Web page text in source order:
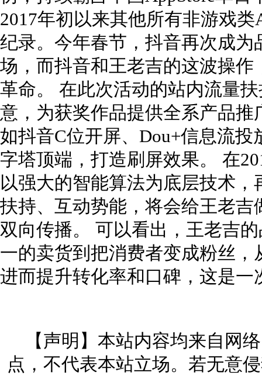
2017年初以来其他所有非游戏
纪录。今年春节，抖音再次成
场，而抖音和王老吉的这波操
革命。 在此次活动的站内流量
意，为获奖作品提供全系产品
如抖音C位开屏、Dou+信息流
字塔顶端，打造刷屏效果。 在
以强大的智能算法为底层技术，
扶持、互动势能，将会给王老
双向传播。 可以看出，王老吉
一的卖货到把消费者变成粉丝
进而提升转化率和口碑，这是
【声明】本站内容均来自网
点，不代表本站立场。若无意